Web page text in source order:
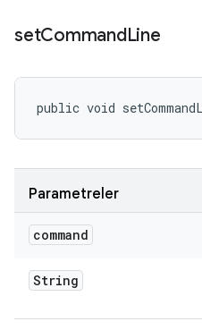
setCommandLine
public void
Parametreler
command
String